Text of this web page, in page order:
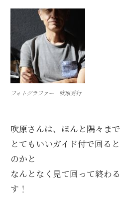
フォトグラファー 吹原秀行
吹原さんは、ほんと隅々まで
とてもいいガイド付で回る
のかと
なんとなく見て回って終わ
す！